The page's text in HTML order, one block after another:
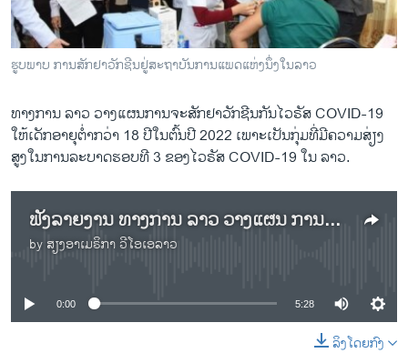
ພາສາອັງກິດ
ວີດີໂອ
ລາຍການກະຈາຍສຽງ
ລາຍງານ
ຕິດຕາມພວກເຮົາ ທີ່
ພາສາຕ່າງໆ
ຮູບພາບ ການສັກຢາວັກຊີນຢູ່ສະຖາບັນການແພດແຫ່ງນຶ່ງໃນລາວ
ທາງການ ລາວ ວາງແຜນການຈະສັກຢາວັກຊີນກັນໄວຣັສ COVID-19
ໃຫ້ເດັກອາຍຸຕໍ່າກວ່າ 18 ປີໃນຕົ້ນປີ 2022 ເພາະເປັນກຸ່ມທີ່ມີຄວາມສ່ຽງ
ສູງໃນການລະບາດຮອບທີ 3 ຂອງໄວຣັສ COVID-19 ໃນ ລາວ.
ຟັງລາຍງານ ທາງການ ລາວ ວາງແຜນ ການຈະສັກຢາວັກຊີນ ກັນໄວຣັສ COVID-19 ໃຫ້ເດັກອາຍຸຕໍ່າກວ່າ 18 ປີໃນຕົ້ນປີ 2022
by ສຽງອາເມຣິກາ ວີໂອເອລາວ
No media source currently available
0:00 5:28
ລິງໂດຍກົງ